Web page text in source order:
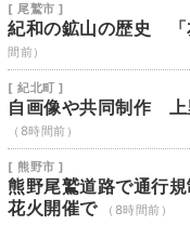
[ 尾鷲市 ]
紀和の鉱山の歴史 「
間前）
[ 紀北町 ]
自画像や共同制作 上
（8時間前）
[ 熊野市 ]
熊野尾鷲道路で通行
花火開催で
（8時間前）